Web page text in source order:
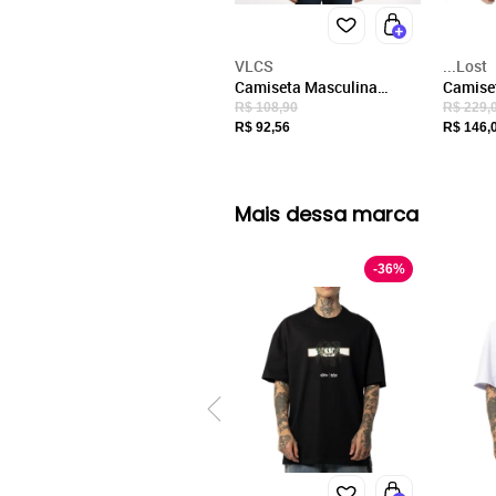
VLCS
Camiseta Masculina
Regular Manga Curta
Logo VLCS
R$ 108,90
R$ 92,56
...Lost
WT24
R$
R$
Mais dessa marca
-36%